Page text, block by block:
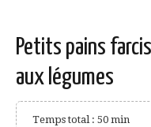
Petits pains
aux légumes
Temps total : 50 min